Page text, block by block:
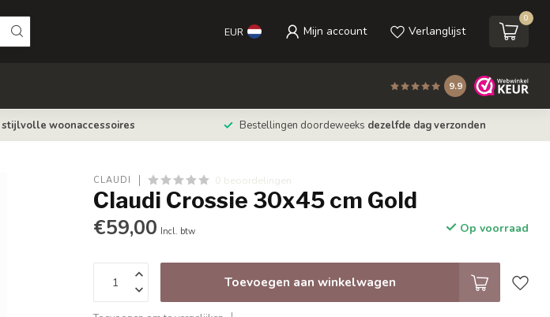
EUR Mijn account Verlanglijst
0
9.9
stijlvolle woonaccessoires Bestellingen doordeweeks dezelfde dag verzonden
CLAUDI 0 beoordelingen
Claudi Crossie 30x45 cm Gold
€59,00 Incl. btw Op voorraad
Toevoegen aan winkelwagen